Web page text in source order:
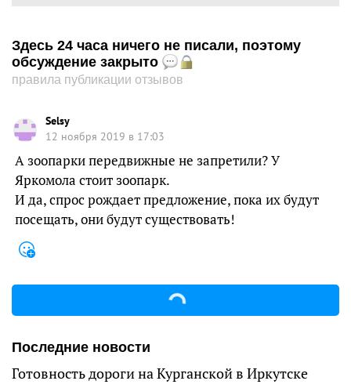
Здесь 24 часа ничего не писали, поэтому
обсуждение закрыто
правила публикации отзывов
Selsy
12 ноября 2019 в 17:03
А зоопарки передвижные не запретили? У
Яркомола стоит зоопарк.
И да, спрос рождает предложение, пока их будут
посещать, они будут существовать!
Последние новости
Готовность дороги на Курганской в Иркутске